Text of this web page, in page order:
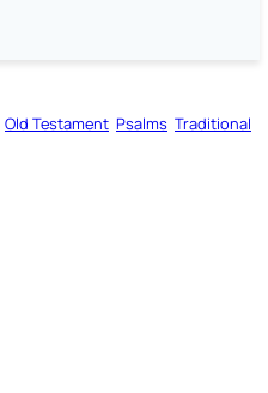
Old Testament Psalms Traditional